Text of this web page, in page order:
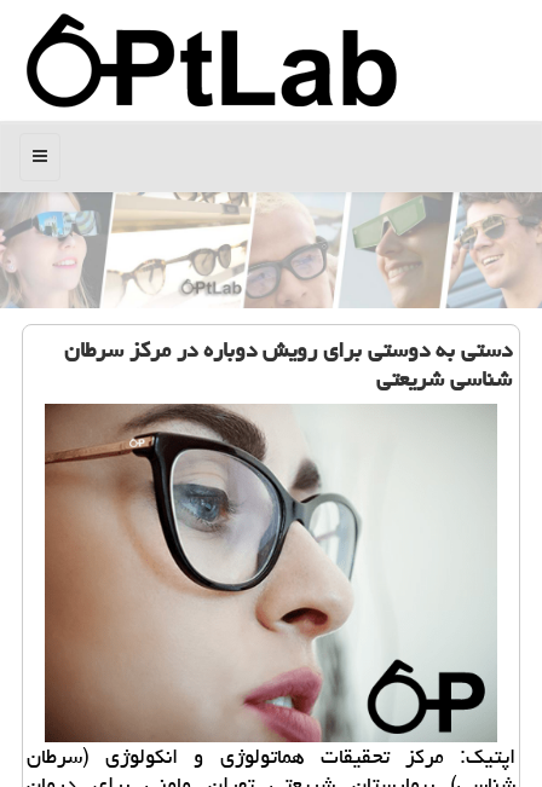
منو
دستی به دوستی برای رویش دوباره در مركز سرطان
شناسی شریعتی
اپتیك: مركز تحقیقات هماتولوژی و انكولوژی (سرطان